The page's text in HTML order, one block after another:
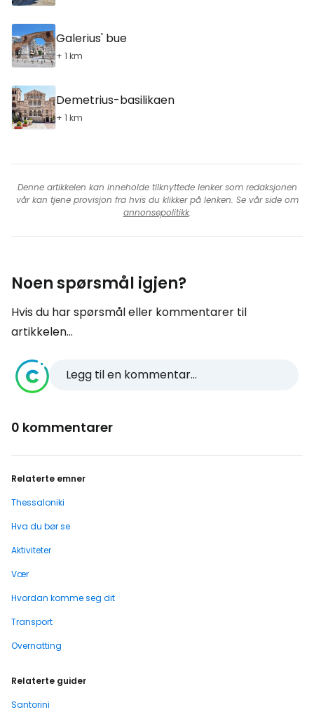
Galerius' bue
+ 1 km
Demetrius-basilikaen
+ 1 km
Denne artikkelen kan inneholde tilknyttede lenker som redaksjonen
vår kan tjene provisjon fra hvis du klikker på lenken. Se vår side om
annonsepolitikk.
Noen spørsmål igjen?
Hvis du har spørsmål eller kommentarer til
artikkelen...
Legg til en kommentar...
0 kommentarer
Relaterte emner
Thessaloniki
Hva du bør se
Aktiviteter
Vær
Hvordan komme seg dit
Transport
Overnatting
Relaterte guider
Santorini